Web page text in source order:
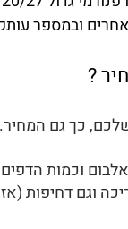
אחרים ובמספר
?
כך גם המחיר.
וכמות
וגם דחיפות